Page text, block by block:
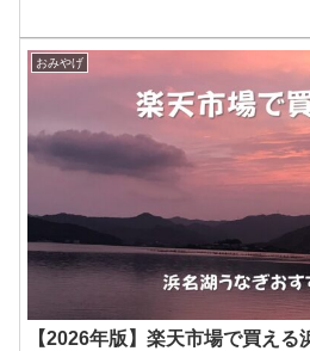
おみやげ
【2026年版】楽天市場で買え